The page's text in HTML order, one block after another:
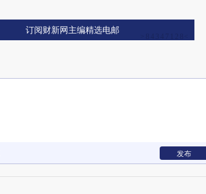
订阅财新网主编精选电邮
发布